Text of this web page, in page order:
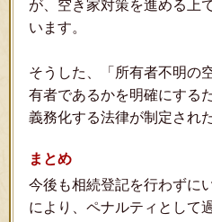
が、空き家対策を進める上
います。
そうした、「所有者不明の
有者であるかを明確にする
義務化する法律が制定され
まとめ
今後も相続登記を行わずに
により、ペナルティとして